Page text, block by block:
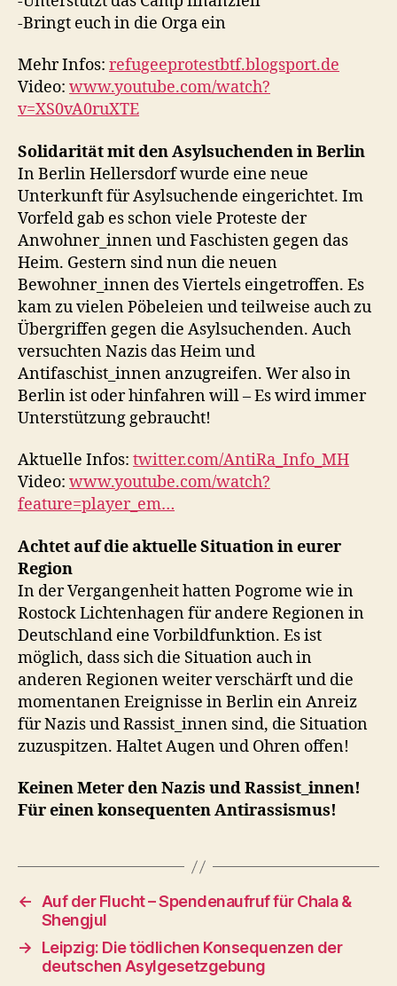
-Bringt euch in die Orga ein
Mehr Infos: refugeeprotestbtf.blogsport.de
Video: www.youtube.com/watch?
v=XS0vA0ruXTE
Solidarität mit den Asylsuchenden in Berlin
In Berlin Hellersdorf wurde eine neue
Unterkunft für Asylsuchende eingerichtet. Im
Vorfeld gab es schon viele Proteste der
Anwohner_innen und Faschisten gegen das
Heim. Gestern sind nun die neuen
Bewohner_innen des Viertels eingetroffen. Es
kam zu vielen Pöbeleien und teilweise auch zu
Übergriffen gegen die Asylsuchenden. Auch
versuchten Nazis das Heim und
Antifaschist_innen anzugreifen. Wer also in
Berlin ist oder hinfahren will – Es wird immer
Unterstützung gebraucht!
Aktuelle Infos: twitter.com/AntiRa_Info_MH
Video: www.youtube.com/watch?
feature=player_em…
Achtet auf die aktuelle Situation in eurer
Region
In der Vergangenheit hatten Pogrome wie in
Rostock Lichtenhagen für andere Regionen in
Deutschland eine Vorbildfunktion. Es ist
möglich, dass sich die Situation auch in
anderen Regionen weiter verschärft und die
momentanen Ereignisse in Berlin ein Anreiz
für Nazis und Rassist_innen sind, die Situation
zuzuspitzen. Haltet Augen und Ohren offen!
Keinen Meter den Nazis und Rassist_innen!
Für einen konsequenten Antirassismus!
←
Auf der Flucht – Spendenaufruf für Chala &
Shengjul
→
Leipzig: Die tödlichen Konsequenzen der
deutschen Asylgesetzgebung